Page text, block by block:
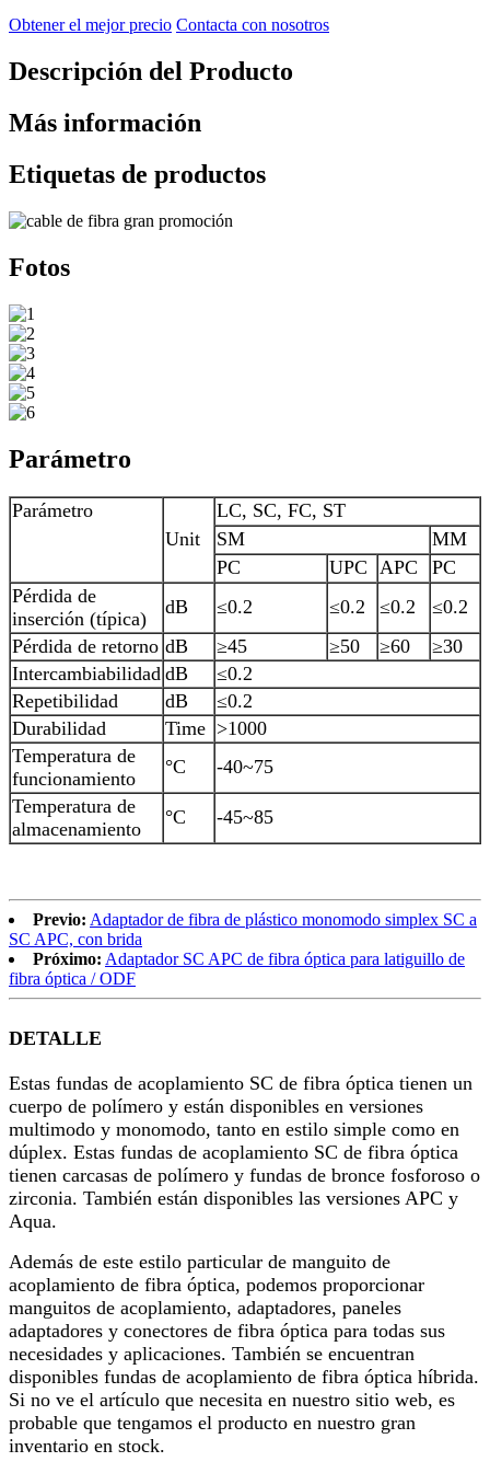
Obtener el mejor precio Contacta con nosotros
Descripción del Producto
Más información
Etiquetas de productos
Fotos
Parámetro
Parámetro
Unit
LC, SC, FC, ST
SM
MM
PC
UPC APC
PC
Pérdida de
inserción (típica)
dB ≤0.2 ≤0.2 ≤0.2
≤0.2
Pérdida de retorno dB ≥45 ≥50 ≥60
≥30
Intercambiabilidad dB
≤0.2
Repetibilidad
dB
≤0.2
Durabilidad
Time >1000
Temperatura de
funcionamiento
°C
-40~75
Temperatura de
almacenamiento
°C -45~85
Previo: Adaptador de fibra de plástico monomodo simplex SC a
SC APC, con brida
Próximo: Adaptador SC APC de fibra óptica para latiguillo de
fibra óptica / ODF
DETALLE
Estas fundas de acoplamiento SC de fibra óptica tienen un
cuerpo de polímero y están disponibles en versiones
multimodo y monomodo, tanto en estilo simple como en
dúplex. Estas fundas de acoplamiento SC de fibra óptica
tienen carcasas de polímero y fundas de bronce fosforoso o
zirconia. También están disponibles las versiones APC y
Aqua.
Además de este estilo particular de manguito de
acoplamiento de fibra óptica, podemos proporcionar
manguitos de acoplamiento, adaptadores, paneles
adaptadores y conectores de fibra óptica para todas sus
necesidades y aplicaciones. También se encuentran
disponibles fundas de acoplamiento de fibra óptica híbrida.
Si no ve el artículo que necesita en nuestro sitio web, es
probable que tengamos el producto en nuestro gran
inventario en stock.